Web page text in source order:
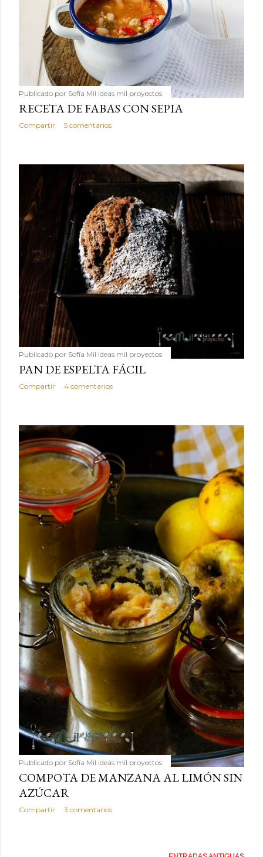
Publicado por Sofía Mil ideas mil proyectos
RECETA DE FABAS CON SEPIA
Compartir 5 comentarios
Publicado por Sofía Mil ideas mil proyectos
PAN DE ESPELTA FÁCIL
Compartir 4 comentarios
Publicado por Sofía Mil ideas mil proyectos
COMPOTA DE MANZANA AL LIMÓN SIN
AZÚCAR
Compartir 3 comentarios